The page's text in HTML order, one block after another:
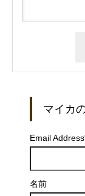
マイカ
Email Address
名前